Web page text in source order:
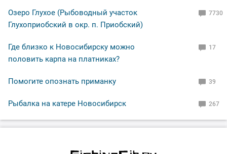
Озеро Глухое (Рыбоводный участок
Глухоприобский в окр. п. Приобский)
7730
Где близко к Новосибирску можно
половить карпа на платниках?
17
Помогите опознать приманку 39
Рыбалка на катере Новосибирск 267